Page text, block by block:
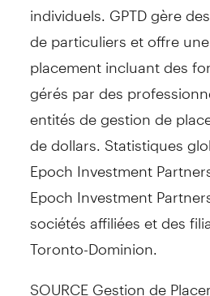
individuels. GPTD gère
de particuliers et offre
placement incluant des
gérés par des
entités de gestion de
de dollars. Statistiques
Epoch Investment
Epoch Investment
sociétés affiliées et des
Toronto-Dominion.
SOURCE Gestion de